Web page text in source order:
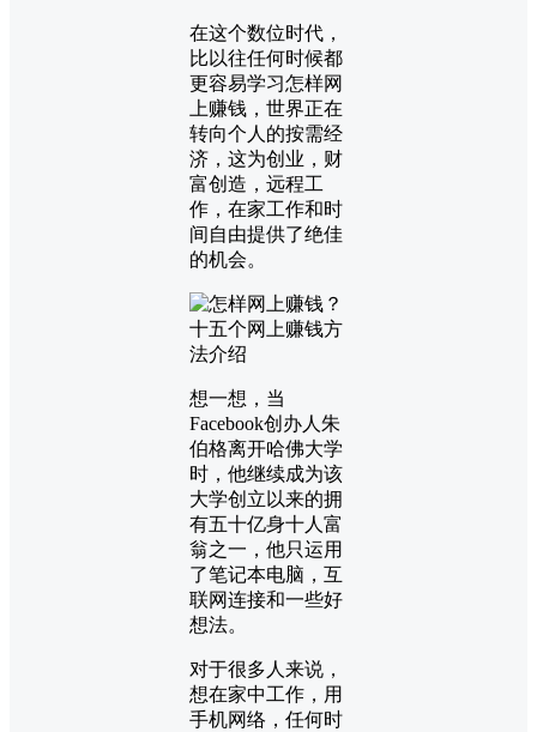
在这个数位时代，
比以往任何时候都
更容易学习怎样网
上赚钱，世界正在
转向个人的按需经
济，这为创业，财
富创造，远程工
作，在家工作和时
间自由提供了绝佳
的机会。
想一想，当
Facebook创办人朱
伯格离开哈佛大学
时，他继续成为该
大学创立以来的拥
有五十亿身十人富
翁之一，他只运用
了笔记本电脑，互
联网连接和一些好
想法。
对于很多人来说，
想在家中工作，用
手机网络，任何时